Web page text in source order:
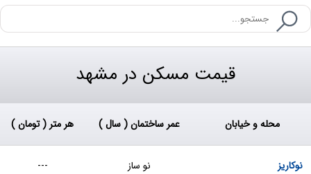
قیمت مسکن در مشهد
محله و خیابان عمر ساختمان ( سال ) هر متر ( تومان )
نوکاریز نو ساز ---